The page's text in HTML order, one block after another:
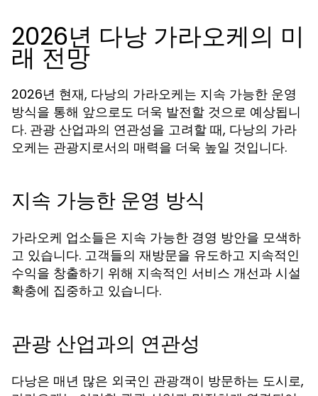
2026년 다낭 가라오케의 미
래 전망
2026년 현재, 다낭의 가라오케는 지속 가능한 운영
방식을 통해 앞으로도 더욱 발전할 것으로 예상됩니
다. 관광 산업과의 연관성을 고려할 때, 다낭의 가라
오케는 관광지로서의 매력을 더욱 높일 것입니다.
지속 가능한 운영 방식
가라오케 업소들은 지속 가능한 경영 방안을 모색하
고 있습니다. 고객들의 재방문을 유도하고 지속적인
수익을 창출하기 위해 지속적인 서비스 개선과 시설
확충에 집중하고 있습니다.
관광 산업과의 연관성
다낭은 매년 많은 외국인 관광객이 방문하는 도시로,